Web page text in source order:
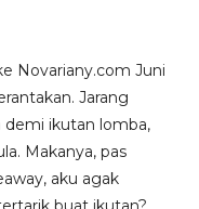
Novariany.com Juni
Jarang
ikutan lomba,
Makanya, pas
aku agak